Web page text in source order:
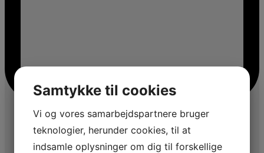
Samtykke til cookies
Vi og vores samarbejdspartnere bruger
teknologier, herunder cookies, til at
indsamle oplysninger om dig til forskellige